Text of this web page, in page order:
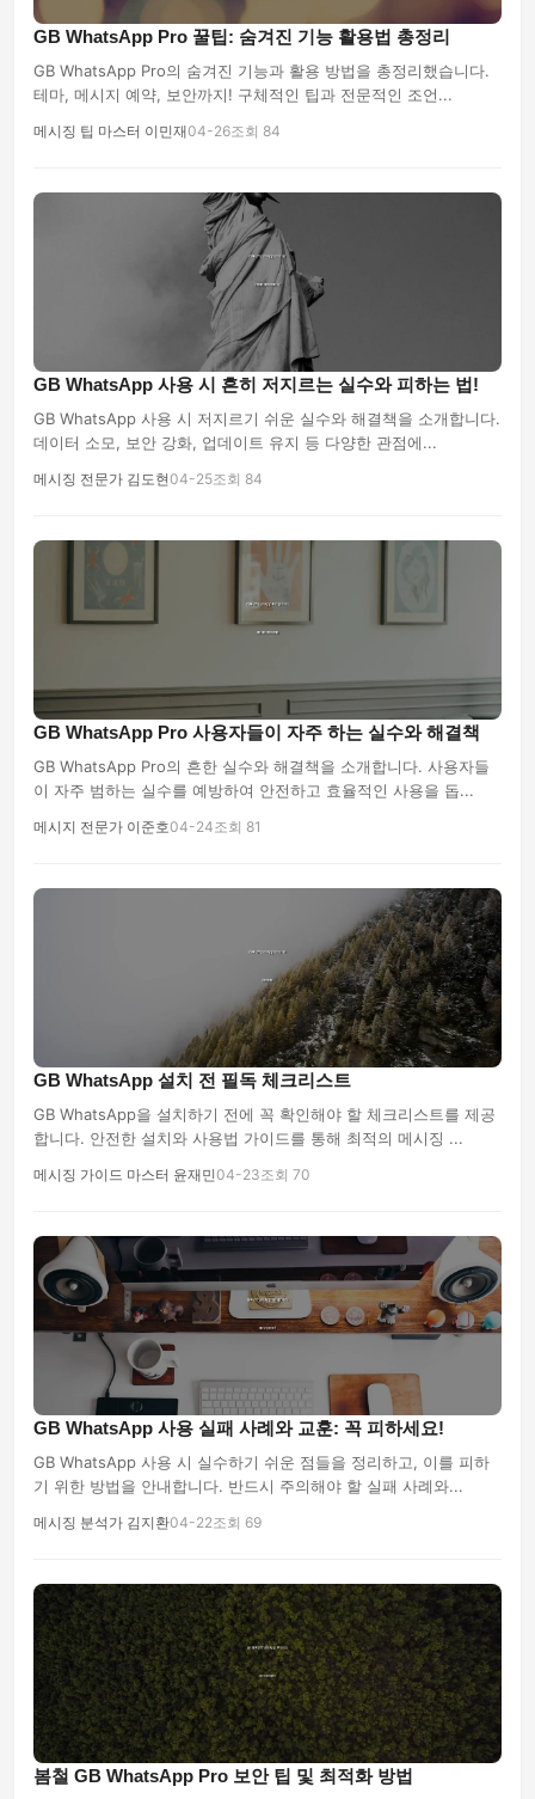
GB WhatsApp Pro 꿀팁: 숨겨진 기능 활용법 총정리
GB WhatsApp Pro의 숨겨진 기능과 활용 방법을 총정리했습니다.
테마, 메시지 예약, 보안까지! 구체적인 팁과 전문적인 조언...
메시징 팁 마스터 이민재04-26조회 84
GB WhatsApp 사용 시 흔히 저지르는 실수와 피하는 법!
GB WhatsApp 사용 시 저지르기 쉬운 실수와 해결책을 소개합니다.
데이터 소모, 보안 강화, 업데이트 유지 등 다양한 관점에...
메시징 전문가 김도현04-25조회 84
GB WhatsApp Pro 사용자들이 자주 하는 실수와 해결책
GB WhatsApp Pro의 흔한 실수와 해결책을 소개합니다. 사용자들
이 자주 범하는 실수를 예방하여 안전하고 효율적인 사용을 돕...
메시지 전문가 이준호04-24조회 81
GB WhatsApp 설치 전 필독 체크리스트
GB WhatsApp을 설치하기 전에 꼭 확인해야 할 체크리스트를 제공
합니다. 안전한 설치와 사용법 가이드를 통해 최적의 메시징 ...
메시징 가이드 마스터 윤재민04-23조회 70
GB WhatsApp 사용 실패 사례와 교훈: 꼭 피하세요!
GB WhatsApp 사용 시 실수하기 쉬운 점들을 정리하고, 이를 피하
기 위한 방법을 안내합니다. 반드시 주의해야 할 실패 사례와...
메시징 분석가 김지환04-22조회 69
봄철 GB WhatsApp Pro 보안 팁 및 최적화 방법